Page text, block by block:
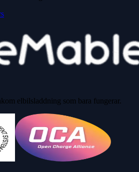
elbilsladdning som bara fungerar.